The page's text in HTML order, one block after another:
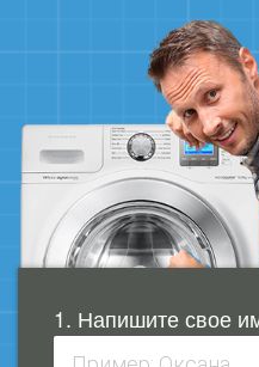
1. Напишите свое